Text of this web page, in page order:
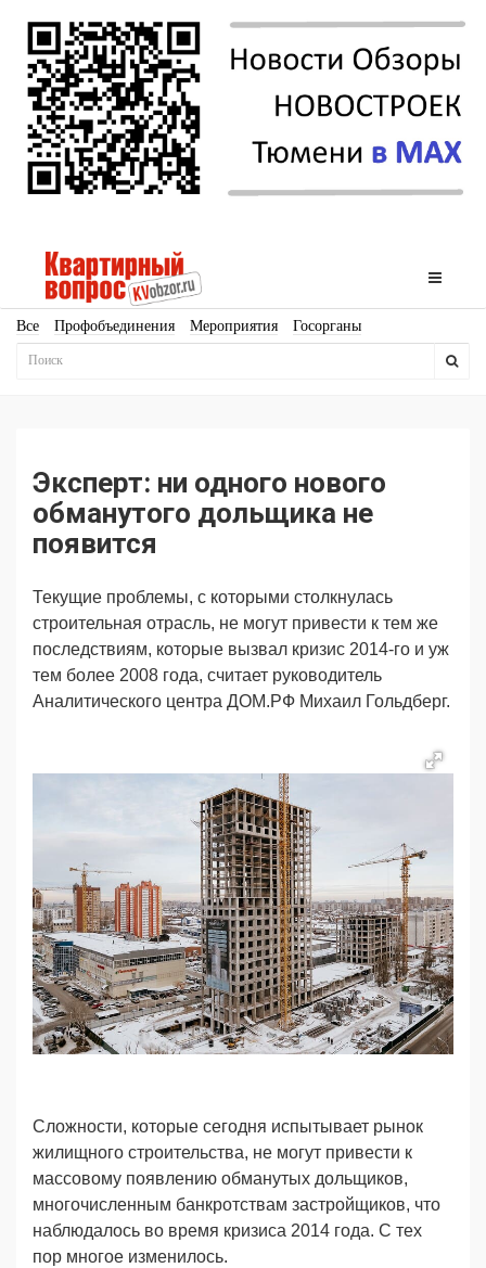
Все Профобъединения Мероприятия Госорганы
Новостройки
Продвижение
Ещё
Эксперт: ни одного нового
обманутого дольщика не
появится
Текущие проблемы, с которыми столкнулась
строительная отрасль, не могут привести к тем же
последствиям, которые вызвал кризис 2014-го и уж
тем более 2008 года, считает руководитель
Аналитического центра ДОМ.РФ Михаил Гольдберг.
Сложности, которые сегодня испытывает рынок
жилищного строительства, не могут привести к
массовому появлению обманутых дольщиков,
многочисленным банкротствам застройщиков, что
наблюдалось во время кризиса 2014 года. С тех
пор многое изменилось.